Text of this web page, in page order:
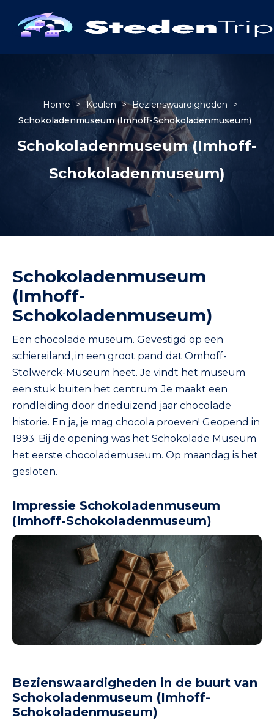
Home > Keulen > Bezienswaardigheden
>
Schokoladenmuseum (Imhoff-Schokoladenmuseum)
Schokoladenmuseum (Imhoff-
Schokoladenmuseum)
Schokoladenmuseum
(Imhoff-
Schokoladenmuseum)
Een chocolade museum. Gevestigd op een
schiereiland, in een groot pand dat Omhoff-
Stolwerck-Museum heet. Je vindt het museum
een stuk buiten het centrum. Je maakt een
rondleiding door drieduizend jaar chocolade
historie. En ja, je mag chocola proeven! Geopend in
1993. Bij de opening was het Schokolade Museum
het eerste chocolademuseum. Op maandag is het
gesloten.
Impressie Schokoladenmuseum
(Imhoff-Schokoladenmuseum)
Bezienswaardigheden in de buurt van
Schokoladenmuseum (Imhoff-
Schokoladenmuseum)